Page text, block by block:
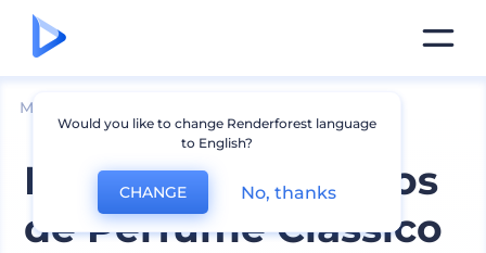
Mockups
Mockups de Frascos
de Perfume Clássico
Would you like to change Renderforest language
to English?
CHANGE No, thanks